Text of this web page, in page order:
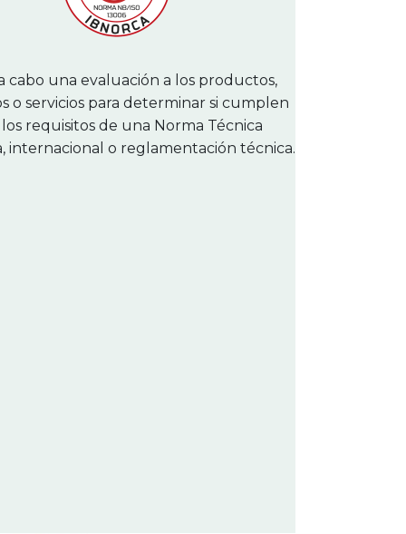
cabo una evaluación a los productos,
o servicios para determinar si cumplen
requisitos de una Norma Técnica
internacional o reglamentación técnica.